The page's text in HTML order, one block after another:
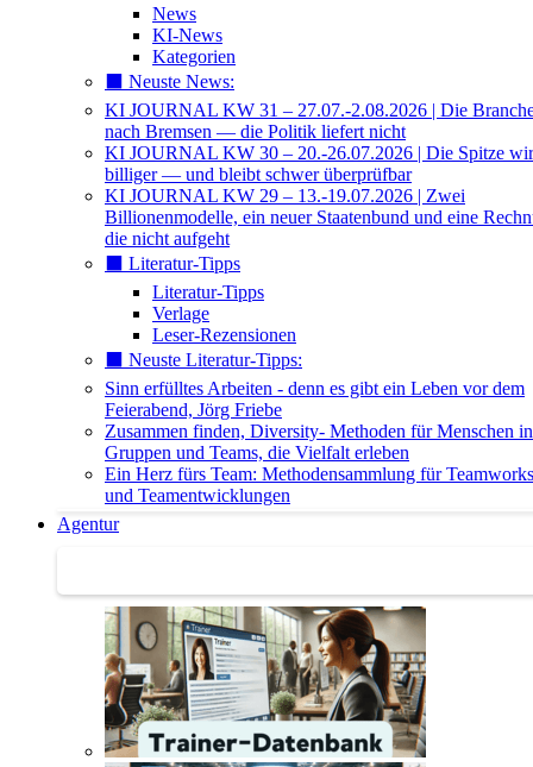
News
KI-News
Kategorien
⬛️ Neuste News:
KI JOURNAL KW 31 – 27.07.-2.08.2026 | Die
nach Bremsen — die Politik liefert nicht
KI JOURNAL KW 30 – 20.-26.07.2026 | Die Spitze
billiger — und bleibt schwer überprüfbar
KI JOURNAL KW 29 – 13.-19.07.2026 | Zwei
Billionenmodelle, ein neuer Staatenbund und eine
die nicht aufgeht
⬛️ Literatur-Tipps
Literatur-Tipps
Verlage
Leser-Rezensionen
⬛️ Neuste Literatur-Tipps:
Sinn erfülltes Arbeiten - denn es gibt ein Leben vor dem
Feierabend, Jörg Friebe
Zusammen finden, Diversity- Methoden für Menschen in
Gruppen und Teams, die Vielfalt erleben
Ein Herz fürs Team: Methodensammlung für
und Teamentwicklungen
Agentur